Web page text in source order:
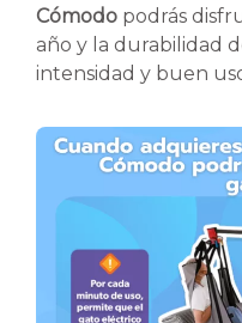
Cómodo podrás
año y la durabilidad
intensidad y buen